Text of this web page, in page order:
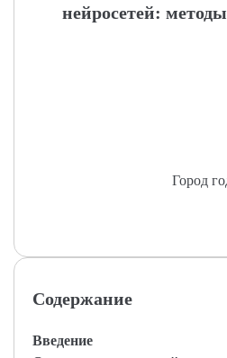
нейросетей:
Город
Содержание
Введение